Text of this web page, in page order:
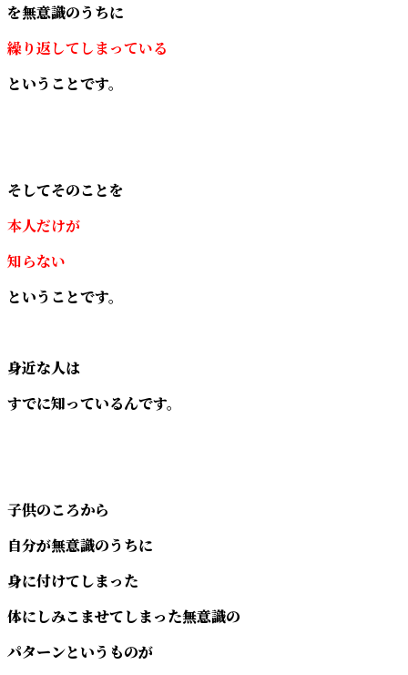
を無意識のうちに
繰り返してしまっている
ということです。
そしてそのことを
本人だけが
知らない
ということです。
身近な人は
すでに知っているんです。
子供のころから
自分が無意識のうちに
身に付けてしまった
体にしみこませてしまった無意識の
パターンというものが